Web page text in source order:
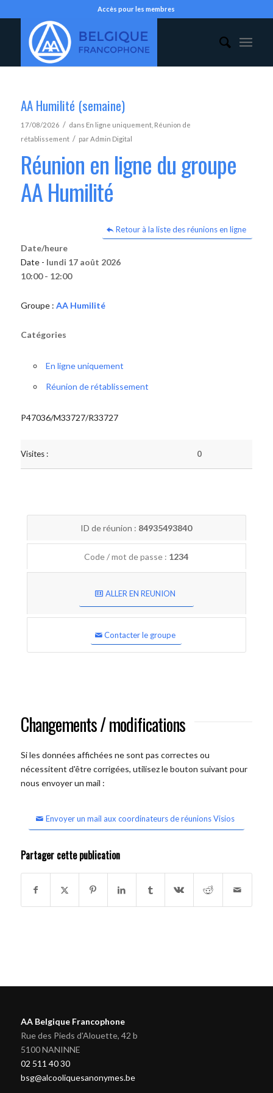
Accès pour les membres
AA Humilité (semaine)
17/08/2026 / dans En ligne uniquement, Réunion de
rétablissement / parAdmin Digital
Réunion en ligne du groupe
AA Humilité
Retour à la liste des réunions en ligne
Date/heure
Date - lundi 17 août 2026
10:00 - 12:00
Groupe : AA Humilité
Catégories
En ligne uniquement
Réunion de rétablissement
P47036/M33727/R33727
Visites : 0
ID de réunion : 84935493840
Code / mot de passe : 1234
ALLER EN REUNION
Contacter le groupe
Changements / modifications
Si les données affichées ne sont pas correctes ou
nécessitent d'être corrigées, utilisez le bouton suivant pour
nous envoyer un mail :
Envoyer un mail aux coordinateurs de réunions Visios
Partager cette publication
AA Belgique Francophone
Rue des Pieds d'Alouette, 42 b
5100 NANINNE
02 511 40 30
bsg@alcooliquesanonymes.be